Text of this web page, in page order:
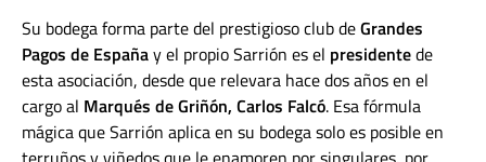
Su bodega forma parte del prestigioso club deGrandes
Pagos de Españay el propio Sarrión es el presidentede
esta asociación, desde que relevara hace dos años en el
cargo al Marqués de Griñón, Carlos Falcó. Esa fórmula
mágica que Sarrión aplica en su bodega solo es posible en